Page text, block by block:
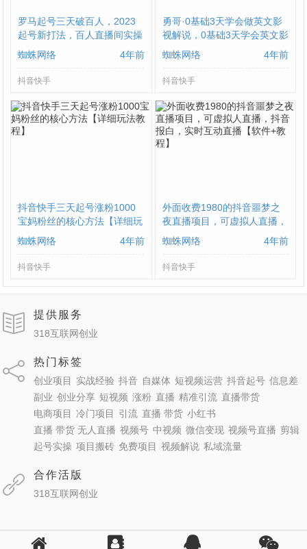
罗马起号三天破百人，​2023
起号新打法，百人直播间实操
各种方法
蜘蛛网络 4年前
抖音快手
勇哥·0基础3天学会做英文影
视解说，0基础3天学会英文影
视解说，成为多语种影视创作
者（无水印）
蜘蛛网络 4年前
抖音快手
抖音快手三天起号涨粉1000
宝妈粉丝的核心方法【详细玩
法教程】
蜘蛛网络 4年前
抖音快手
外面收费1980的抖音噩梦之
夜直播项目，可虚拟人直播，
抖音报白，实时互动直播【软
件+教程】
蜘蛛网络 4年前
抖音快手
提供服务
318互联网创业
热门标签
创业项目 实战经验 抖音 自媒体 短视频运营 抖音起号 信息差
副业 创业分享 短视频 涨粉 直播 精准引流 直播带货
电商项目 冷门项目 引流 直播 带货 小红书
直播 带货 无人直播 视频号 中视频 微信变现 视频号直播 剪辑
起号实操 项目搬砖 免费项目 视频解说 私域流量
合作活版
318互联网创业
Copyright Your WebSite.Some Rights Reserved.
ICP备：鄂ICP备2021000435号-